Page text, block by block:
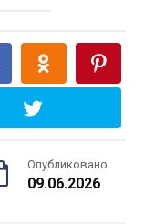
Опубликовано
09.06.2026